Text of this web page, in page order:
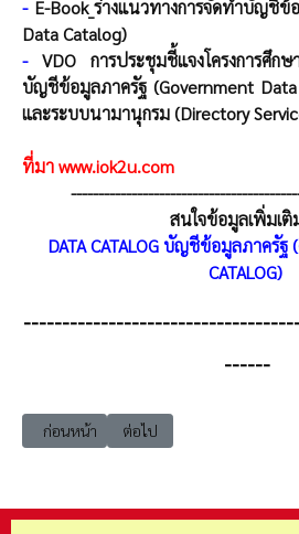
- E-Book_ร่างแนวทางการจัดทำบัญชี
Data Catalog)
- VDO การประชุมชี้แจงโครงการศึ
บัญชีข้อมูลภาครัฐ (Government
และระบบนามานุกรม (Directory
ที่มา www.iok2u.com
สนใจข้อมูลเพิ่มเ
DATA CATALOG บัญชีข้อมูลภาครัฐ
CATALOG)
------
เนื้อหาก่อนหน้า: DATA CATALOG กฎหม
ก่อนหน้า เนื้อหาถัดไป: DATA
ต่อไป